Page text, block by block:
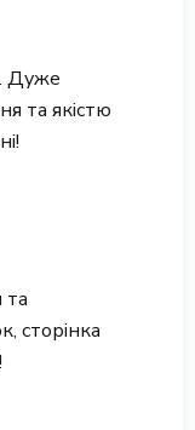
Дуже
та якістю
та
сторінка